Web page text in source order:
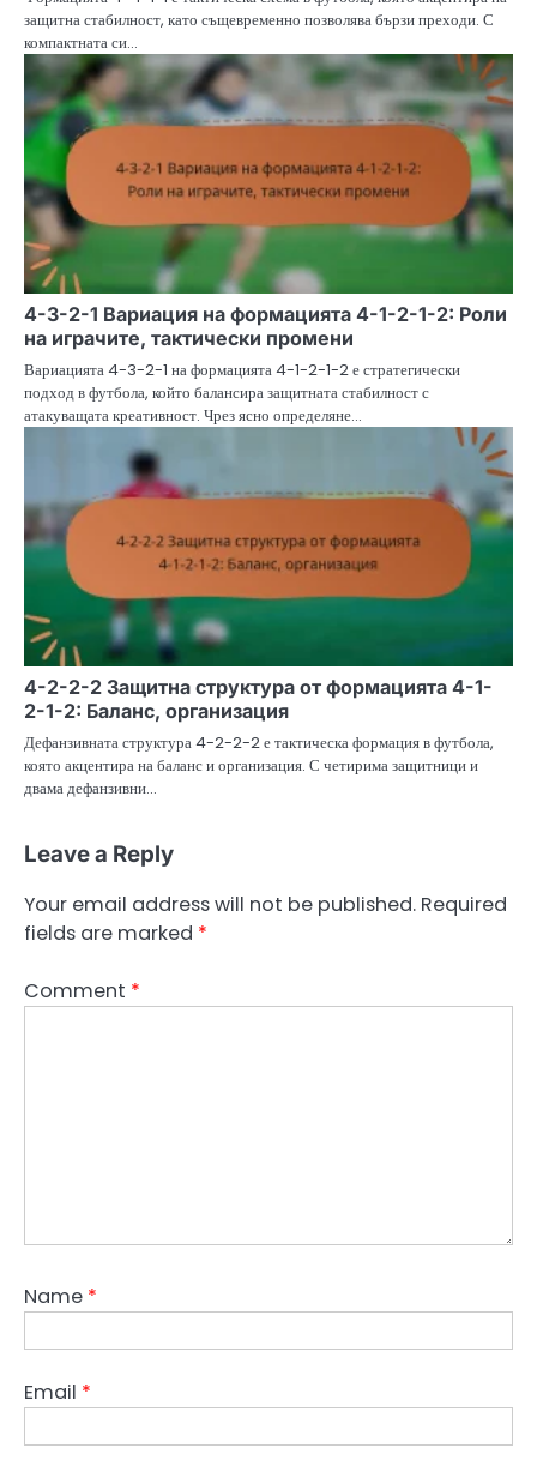
защитна стабилност, като същевременно позволява бързи преходи. С
компактната си…
4-3-2-1 Вариация на формацията 4-1-2-1-2: Роли
на играчите, тактически промени
Вариацията 4-3-2-1 на формацията 4-1-2-1-2 е стратегически
подход в футбола, който балансира защитната стабилност с
атакуващата креативност. Чрез ясно определяне…
4-2-2-2 Защитна структура от формацията 4-1-
2-1-2: Баланс, организация
Дефанзивната структура 4-2-2-2 е тактическа формация в футбола,
която акцентира на баланс и организация. С четирима защитници и
двама дефанзивни…
Leave a Reply
Your email address will not be published. Required
fields are marked *
Comment *
Name *
Email *